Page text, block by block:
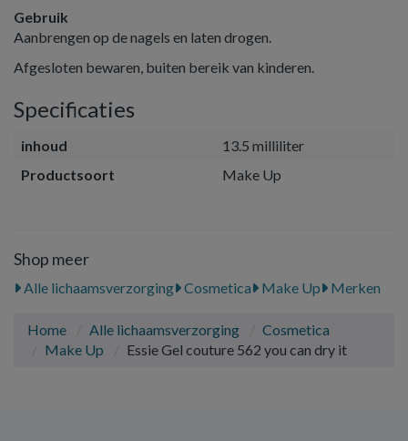
Gebruik
Aanbrengen op de nagels en laten drogen.
Afgesloten bewaren, buiten bereik van kinderen.
Specificaties
inhoud
13.5 milliliter
Productsoort
Make Up
Shop meer
Alle lichaamsverzorging Cosmetica Make Up Merken
Home Alle lichaamsverzorging
Cosmetica
Make Up
Essie Gel couture 562 you can dry it